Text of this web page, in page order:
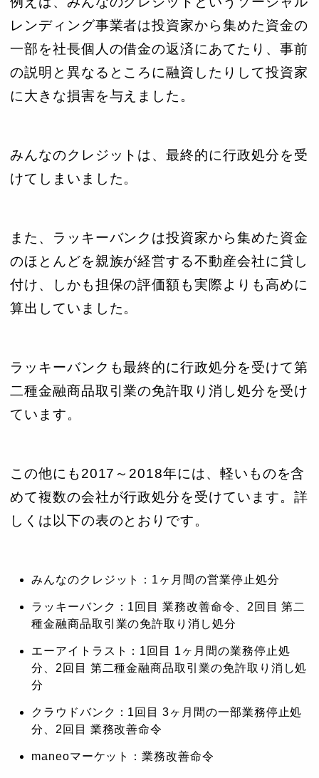
レンディング事業者は投資家から集めた資金の
一部を社長個人の借金の返済にあてたり、事前
の説明と異なるところに融資したりして投資家
に大きな損害を与えました。
みんなのクレジットは、最終的に行政処分を受
けてしまいました。
また、ラッキーバンクは投資家から集めた資金
のほとんどを親族が経営する不動産会社に貸し
付け、しかも担保の評価額も実際よりも高めに
算出していました。
ラッキーバンクも最終的に行政処分を受けて第
二種金融商品取引業の免許取り消し処分を受け
ています。
この他にも2017～2018年には、軽いものを含
めて複数の会社が行政処分を受けています。詳
しくは以下の表のとおりです。
みんなのクレジット：1ヶ月間の営業停止処分
ラッキーバンク：1回目 業務改善命令、2回目 第二
種金融商品取引業の免許取り消し処分
エーアイトラスト：1回目 1ヶ月間の業務停止処
分、2回目 第二種金融商品取引業の免許取り消し処
分
クラウドバンク：1回目 3ヶ月間の一部業務停止処
分、2回目 業務改善命令
maneoマーケット：業務改善命令